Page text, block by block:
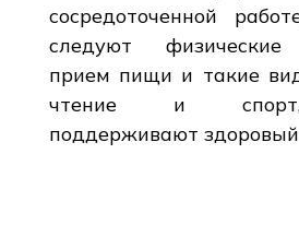
сосредоточенной
следуют физические
прием пищи и такие
чтение и
поддерживают